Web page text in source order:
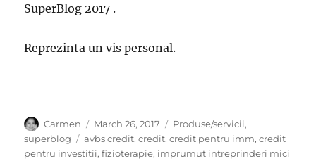
SuperBlog 2017 .
Reprezinta un vis personal.
Author
Carmen
Posted
on
March 26, 2017 Categories
Produse/servicii,
superblog
Tags
avbs credit,credit,credit pentru imm,credit
pentru investitii,fizioterapie, imprumut intreprinderi mici